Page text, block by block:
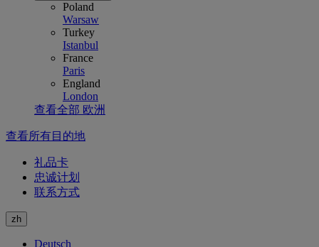
Poland
Warsaw
Turkey
Istanbul
France
Paris
England
London
查看全部 欧洲
查看所有目的地
礼品卡
忠诚计划
联系方式
zh
Deutsch